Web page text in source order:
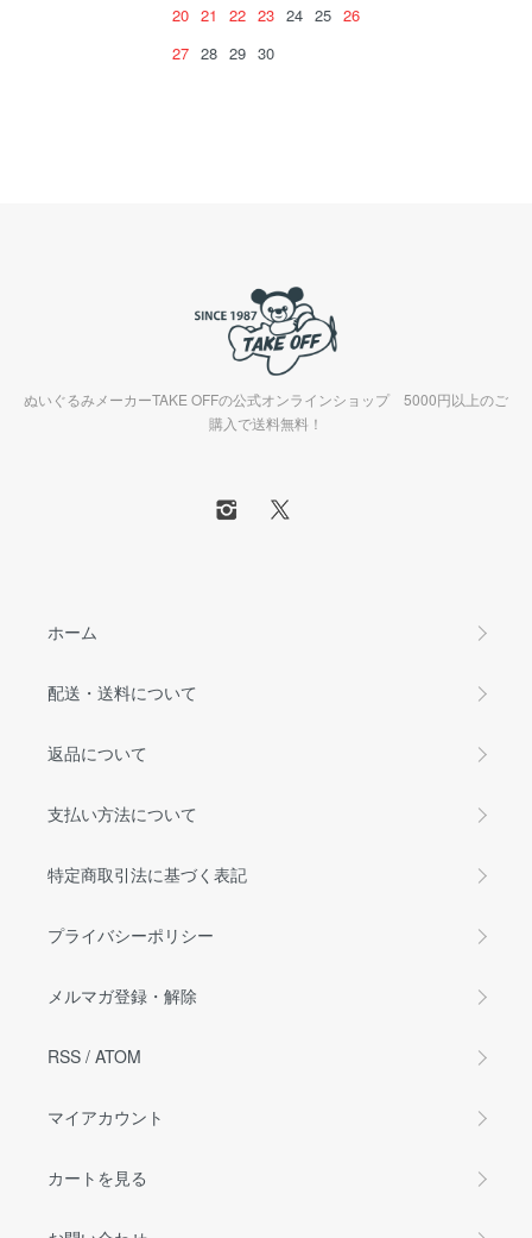
20 21 22 23 24 25 26
27 28 29 30
ぬいぐるみメーカーTAKE OFFの公式オンラインショップ 5000円以上のご
購入で送料無料！
ホーム
配送・送料について
返品について
支払い方法について
特定商取引法に基づく表記
プライバシーポリシー
メルマガ登録・解除
RSS / ATOM
マイアカウント
カートを見る